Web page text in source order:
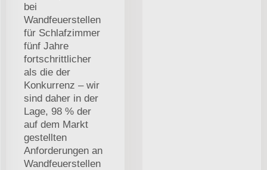
bei
Wandfeuerstellen
für Schlafzimmer
fünf Jahre
fortschrittlicher
als die der
Konkurrenz – wir
sind daher in der
Lage, 98 % der
auf dem Markt
gestellten
Anforderungen an
Wandfeuerstellen